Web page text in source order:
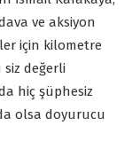
ve aksiyon
için kilometre
değerli
hiç şüphesiz
olsa doyurucu